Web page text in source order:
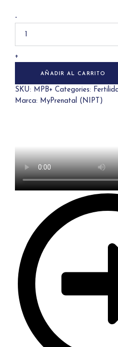
Basic
Plus
quantity
-
+
AÑADIR AL CARRITO
SKU: MPB+Categories:
Marca: MyPrenatal (NIPT)